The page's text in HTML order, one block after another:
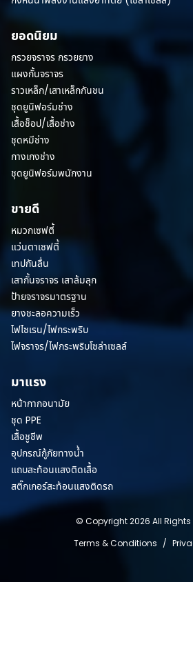
ยอดนิยม
กรวยจราจร กรวยยาง
แผงกั้นจราจร
ราวเหล็ก/เสาเหล็กกันชน
ชุดยูนิฟอร์มช่าง
เสื้อช็อป/เสื้อช่าง
ชุดหมีช่าง
กางเกงช่าง
ชุดยูนิฟอร์มพนักงาน
ขายดี
หมวกเซฟตี้
แว่นตาเซฟตี้
เทปกันลื่น
เสากั้นจราจร เสาล้มลุก
ป้ายจราจรมาตรฐาน
ยางชะลอความเร็ว
ไฟไซเรน/ไฟกระพริบ
ไฟจราจร/ไฟกระพริบโซล่าเซลล์
มาแรง
หน้ากากอนามัย
ชุด PPE
เสื้อชูชีพ
อุปกรณ์กู้ภัยทางน้ำ
แถบสะท้อนแสงติดเสื้อ
สติ๊กเกอร์สะท้อนแสงติดรถ
© Copyright 2026 All Rights
Terms & Conditions /